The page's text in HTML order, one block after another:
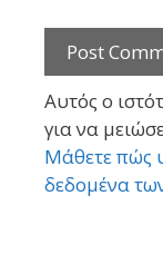
Αυτός ο
για να
Μάθετε πώς
δεδομένα